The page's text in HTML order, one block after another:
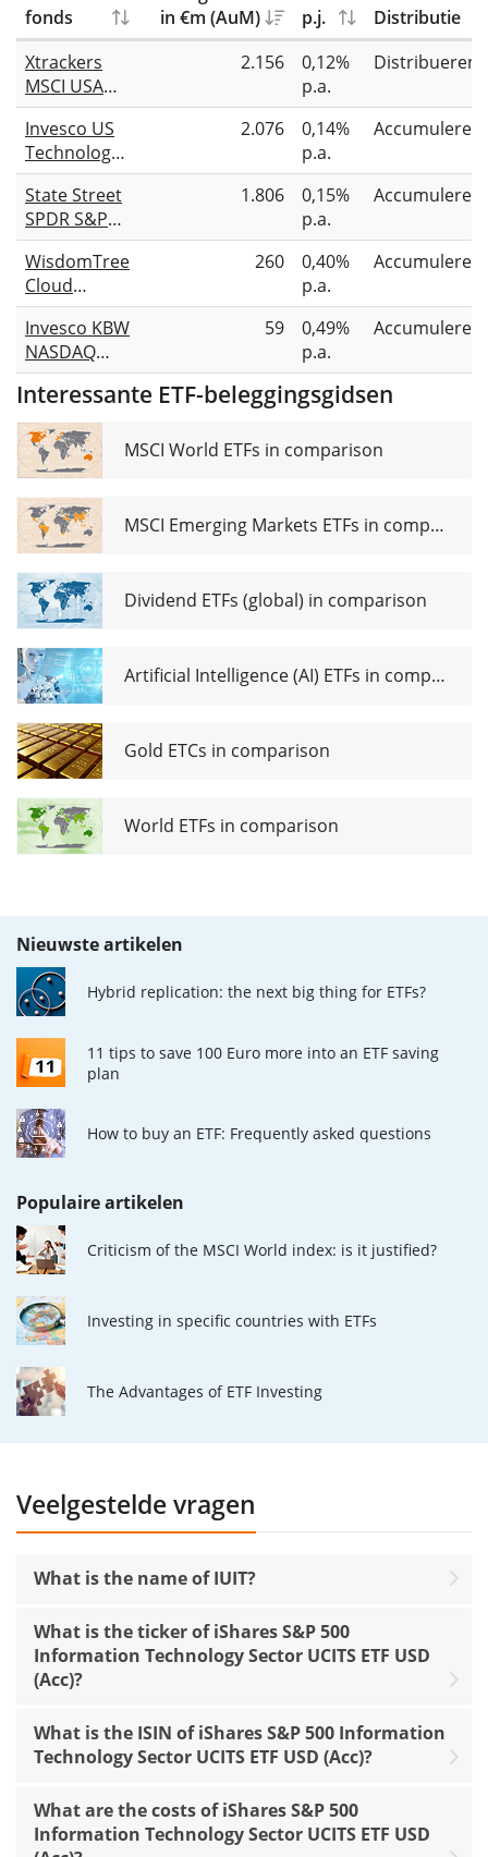
fonds
in €m (AuM)
p.j.
Distributie
Xtrackers
MSCI USA
Information
Technology
UCITS ETF
1D
2.156
0,12%
p.a.
Distribueren
Invesco US
Technology
Sector
UCITS ETF
2.076
0,14%
p.a.
State Street
SPDR S&P
U.S.
Technology
Select
Sector
UCITS ETF
USD
1.806
0,15%
p.a.
WisdomTree
Cloud
Computing
UCITS ETF
USD Acc
260
0,40%
p.a.
Invesco KBW
NASDAQ
Fintech
UCITS ETF
59
0,49%
p.a.
Interessante ETF-beleggingsgidsen
MSCI World ETFs in comparison
MSCI Emerging Markets ETFs in comparison
Dividend ETFs (global) in comparison
Artificial Intelligence (AI) ETFs in comparison
Gold ETCs in comparison
World ETFs in comparison
Nieuwste artikelen
Hybrid replication: the next big thing for ETFs?
11 tips to save 100 Euro more into an ETF saving
plan
How to buy an ETF: Frequently asked questions
Populaire artikelen
Criticism of the MSCI World index: is it justified?
Investing in specific countries with ETFs
The Advantages of ETF Investing
Veelgestelde vragen
What is the name of IUIT?
What is the ticker of iShares S&P 500
Information Technology Sector UCITS ETF USD
(Acc)?
What is the ISIN of iShares S&P 500 Information
Technology Sector UCITS ETF USD (Acc)?
What are the costs of iShares S&P 500
Information Technology Sector UCITS ETF USD